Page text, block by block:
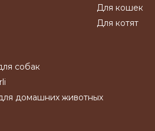
Для кошек
Для котят
собак
домашних животных